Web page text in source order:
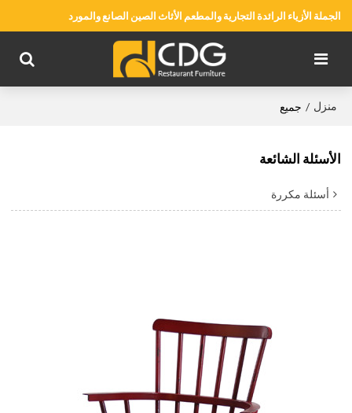
الجملة الأزياء الرائدة التجارية والمطعم الأثاث الصين الصانع والمورد
منزل / جميع
الأسئلة الشائعة
أسئلة مكررة